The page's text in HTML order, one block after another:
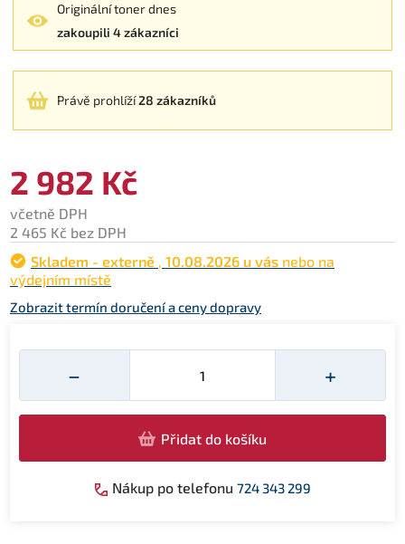
Originální toner dnes
zakoupili 4 zákazníci
Právě prohlíží28 zákazníků
2 982 Kč
včetně DPH
2 465 Kč bez DPH
Skladem - externě , 10.08.2026 u vás nebo na
výdejním místě
Zobrazit termín doručení a ceny dopravy
−
Množství
+
Přidat do košíku
Nákup po telefonu 724 343 299